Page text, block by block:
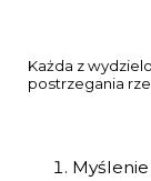
Każda z
postrzegania